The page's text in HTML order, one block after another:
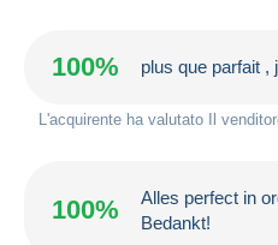
100% plus que parfait ,
L'acquirente ha valutato Il
100%
Alles perfect in
Bedankt!